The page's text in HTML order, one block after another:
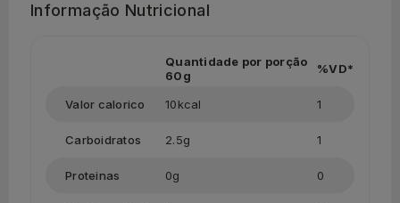
Informação Nutricional
Quantidade por porção
60g
%VD*
Valor calorico 10kcal 1
Carboidratos 2.5g 1
Proteinas 0g 0